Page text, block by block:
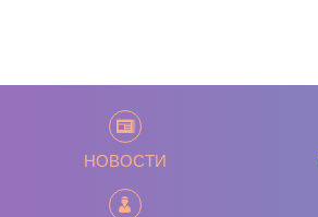
НОВОСТИ